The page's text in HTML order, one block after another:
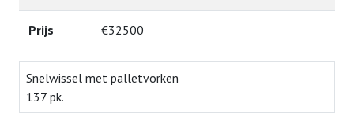
Prijs €32500
Snelwissel met palletvorken
137 pk.